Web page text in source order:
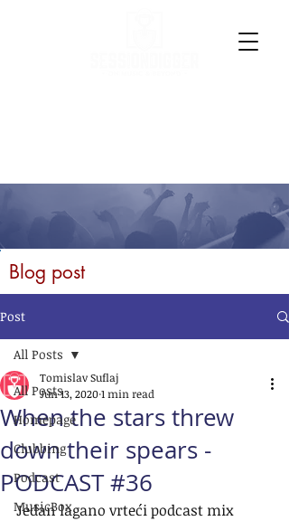
Blog post
Post
All Posts
Homepage
Clubbing
Podcast
MusicBox
All Posts
When the stars threw
down their spears -
PODCAST #36
Tomislav Suflaj
Jun 13, 20201 min read
Jedan lagano vrteći podcast mix